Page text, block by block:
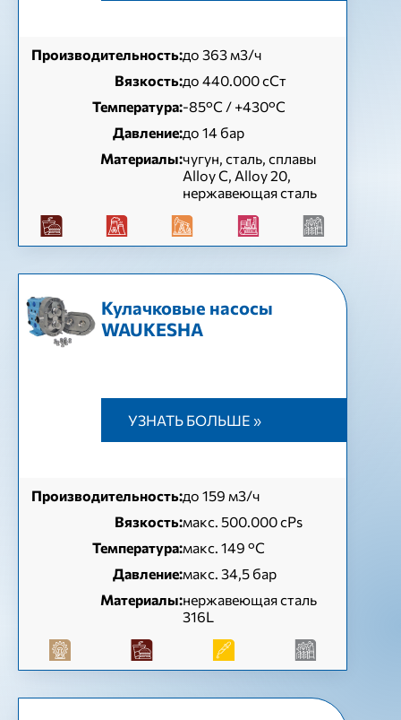
Производительность:до 363 м3/ч
Вязкость:до 440.000 сСт
Температура:-85°C / +430°C
Давление:до 14 бар
Материалы:чугун, сталь, сплавы
Alloy C, Alloy 20,
нержавеющая сталь
Кулачковые насосы
WAUKESHA
УЗНАТЬ БОЛЬШЕ »
Производительность:до 159 м3/ч
Вязкость:макс. 500.000 cPs
Температура:макс. 149 °C
Давление:макс. 34,5 бар
Материалы:нержавеющая сталь
316L